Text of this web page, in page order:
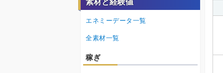
素材と経験値
エネミーデータ一覧
全素材一覧
稼ぎ